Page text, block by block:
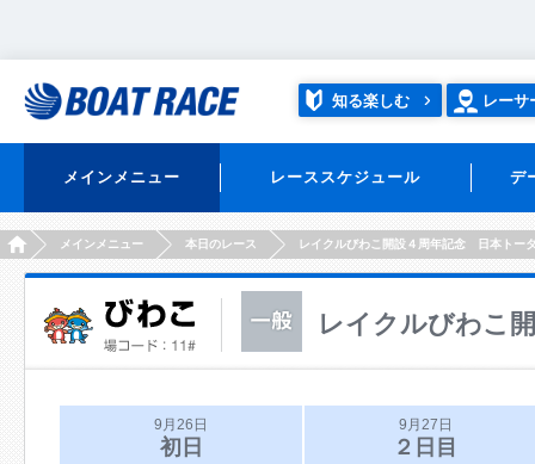
知る楽しむ レーサ
メインメニュー レーススケジュール デ
HOMEメインメニュー 本日のレース レイクルびわこ開設４周年記念 日本トー
レイクルびわこ
9月26日
初日
9月27日
２日目